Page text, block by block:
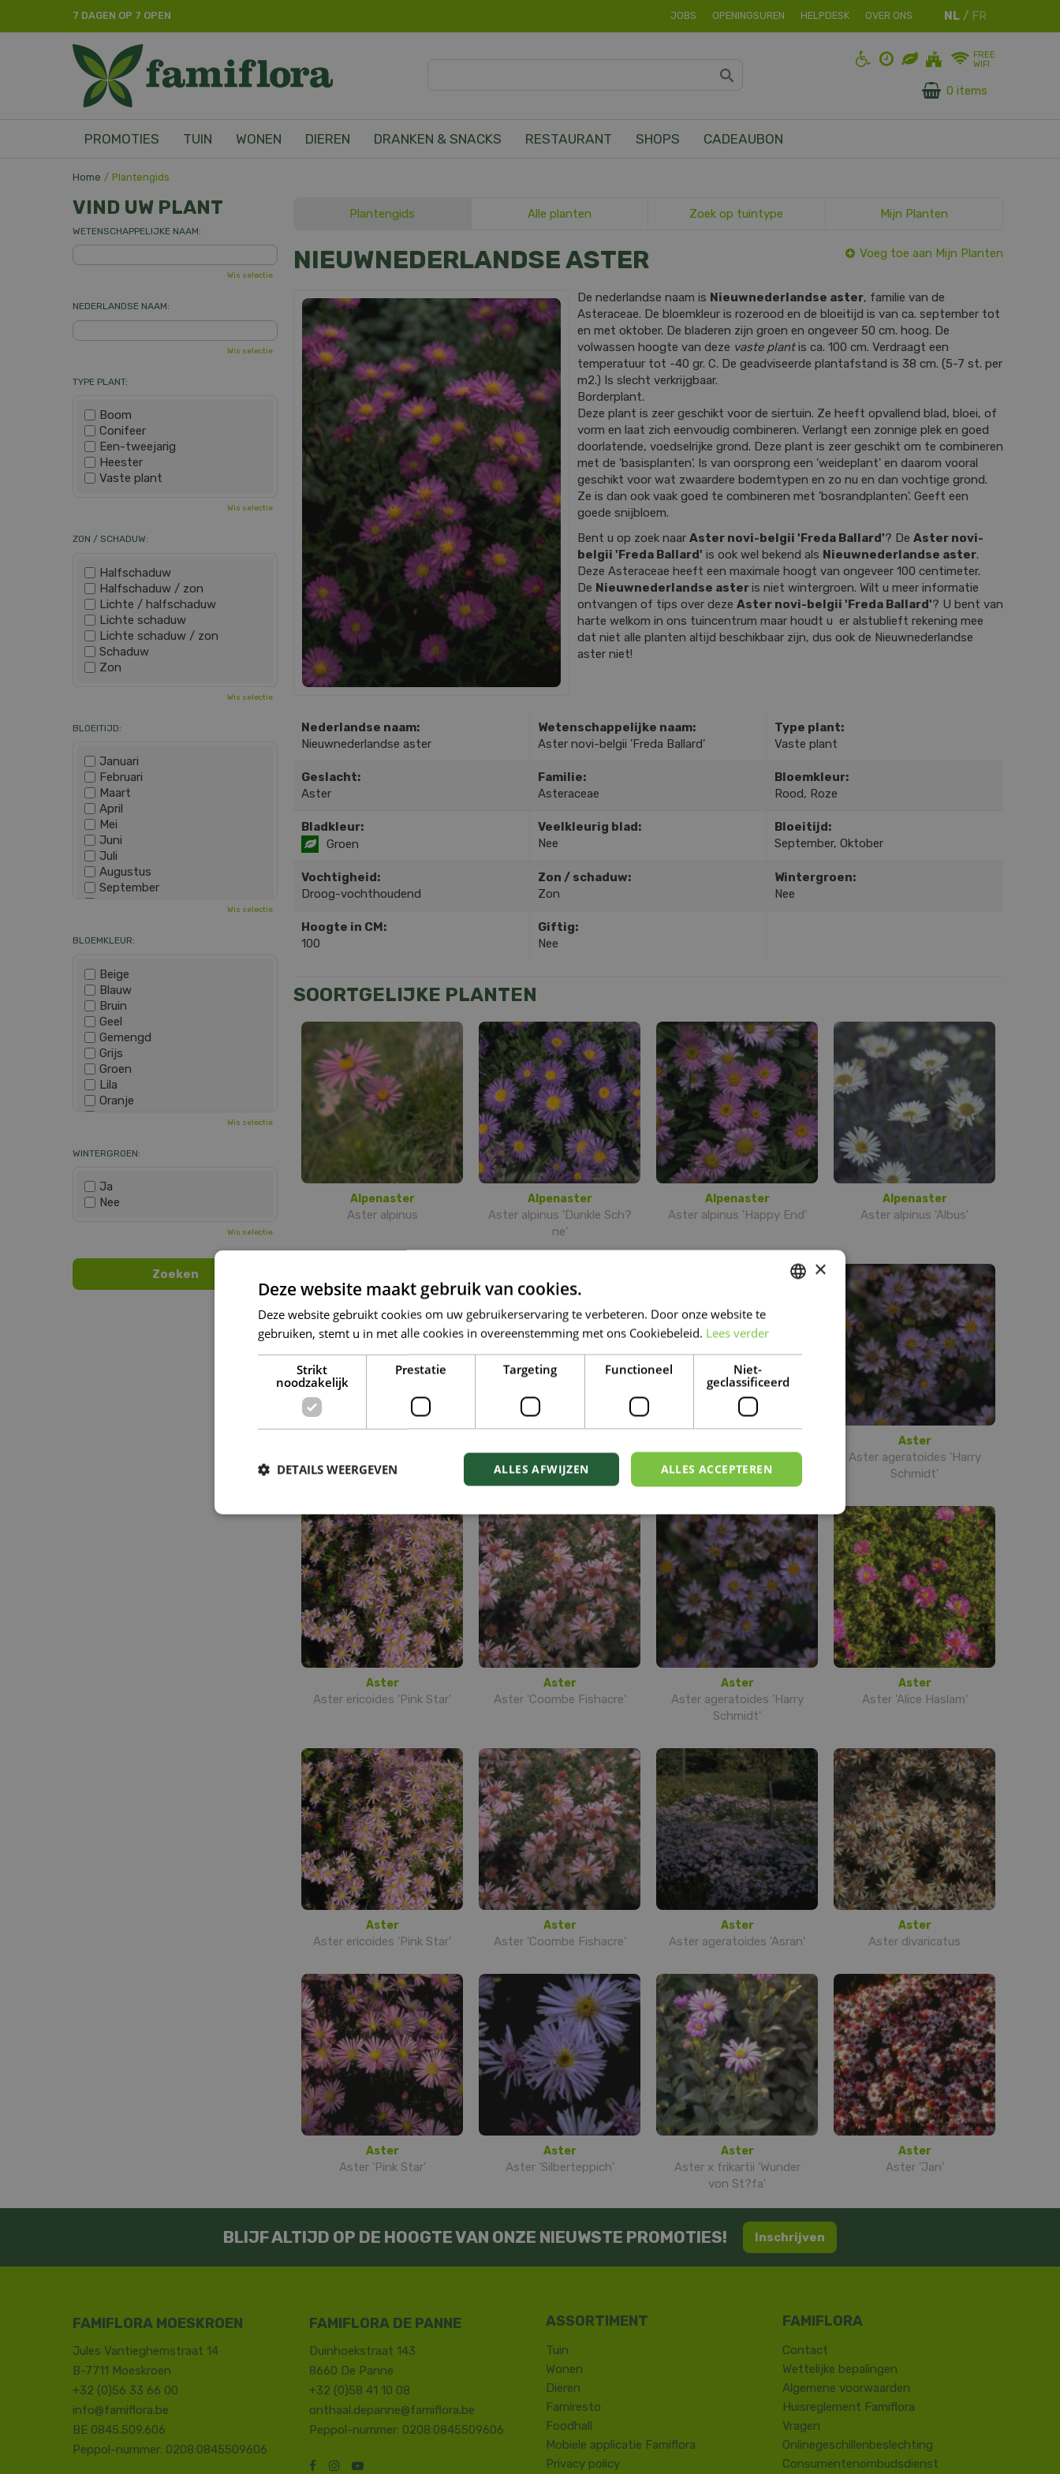
Home Plantengids
7 DAGEN OP 7 OPEN JOBS OPENINGSUREN HELPDESK OVER ONS
FREE
WIFI
0 items
PROMOTIES TUIN WONEN DIEREN DRANKEN & SNACKS RESTAURANT SHOPS CADEAUBON
Plantengids Alle planten Zoek op tuintype Mijn Planten
NIEUWNEDERLANDSE ASTER Voeg toe aan Mijn Planten
De nederlandse naam is Nieuwnederlandse aster, familie van de
Asteraceae. De bloemkleur is rozerood en de bloeitijd is van ca. september tot
en met oktober. De bladeren zijn groen en ongeveer 50 cm. hoog. De
volwassen hoogte van deze vaste plantis ca. 100 cm. Verdraagt een
temperatuur tot -40 gr. C. De geadviseerde plantafstand is 38 cm. (5-7 st. per
m2.) Is slecht verkrijgbaar.
Borderplant.
Deze plant is zeer geschikt voor de siertuin. Ze heeft opvallend blad, bloei, of
vorm en laat zich eenvoudig combineren. Verlangt een zonnige plek en goed
doorlatende, voedselrijke grond. Deze plant is zeer geschikt om te combineren
met de 'basisplanten'. Is van oorsprong een 'weideplant' en daarom vooral
geschikt voor wat zwaardere bodemtypen en zo nu en dan vochtige grond.
Ze is dan ook vaak goed te combineren met 'bosrandplanten'. Geeft een
goede snijbloem.
Bent u op zoek naar Aster novi-belgii 'Freda Ballard'? De Aster novi-
belgii 'Freda Ballard' is ook wel bekend als Nieuwnederlandse aster.
Deze Asteraceae heeft een maximale hoogt van ongeveer 100 centimeter.
De Nieuwnederlandse asteris niet wintergroen. Wilt u meer informatie
ontvangen of tips over deze Aster novi-belgii 'Freda Ballard'? U bent van
harte welkom in ons tuincentrum maar houdt u er alstublieft rekening mee
dat niet alle planten altijd beschikbaar zijn, dus ook de Nieuwnederlandse
aster niet!
Nederlandse naam:
Nieuwnederlandse aster
Wetenschappelijke naam:
Aster novi-belgii 'Freda Ballard'
Type plant:
Vaste plant
Geslacht:
Aster
Familie:
Asteraceae
Bloemkleur:
Rood, Roze
Bladkleur:
Groen
Veelkleurig blad:
Nee
Bloeitijd:
September, Oktober
Vochtigheid:
Droog-vochthoudend
Zon / schaduw:
Zon
Wintergroen:
Nee
Hoogte in CM:
100
Giftig:
Nee
SOORTGELIJKE PLANTEN
Alpenaster
Aster alpinus
Alpenaster
Aster alpinus 'Dunkle Sch?
ne'
Alpenaster
Aster alpinus 'Happy End'
Alpenaster
Aster alpinus 'Albus'
Aster ageratoides 'Ashvi' Aster 'Alice Haslam'
Aster
Aster ageratoides 'Harry
Schmidt'
Aster
Aster ericoides 'Pink Star'
Aster
Aster 'Coombe Fishacre'
Aster
Aster ageratoides 'Harry
Schmidt'
Aster
Aster 'Alice Haslam'
Aster
Aster ericoides 'Pink Star'
Aster
Aster 'Coombe Fishacre'
Aster
Aster ageratoides 'Asran'
Aster
Aster divaricatus
Aster
Aster 'Pink Star'
Aster
Aster 'Silberteppich'
Aster
Aster x frikartii 'Wunder
von St?fa'
Aster
Aster 'Jan'
VIND UW PLANT
WETENSCHAPPELIJKE NAAM:
Wis selectie
NEDERLANDSE NAAM:
Wis selectie
TYPE PLANT:
Boom
Conifeer
Een-tweejarig
Heester
Vaste plant
Wis selectie
ZON / SCHADUW:
Halfschaduw
Halfschaduw / zon
Lichte / halfschaduw
Lichte schaduw
Lichte schaduw / zon
Schaduw
Zon
Wis selectie
BLOEITIJD:
Januari
Februari
Maart
April
Mei
Juni
Juli
Augustus
September
December
Wis selectie
BLOEMKLEUR:
Beige
Blauw
Bruin
Geel
Gemengd
Grijs
Groen
Lila
Oranje
Roze
Zwart
Wis selectie
WINTERGROEN:
Ja
Nee
Wis selectie
BLIJF ALTIJD OP DE HOOGTE VAN ONZE NIEUWSTE PROMOTIES! Inschrijven
FAMIFLORA MOESKROEN
Jules Vantieghemstraat 14
B-7711 Moeskroen
+32 (0)56 33 66 00
info@famiflora.be
BE 0845.509.606
Peppol-nummer: 0208:0845509606
FAMIFLORA DE PANNE
Duinhoekstraat 143
8660 De Panne
+32 (0)58 41 10 08
onthaal.depanne@famiflora.be
Peppol-nummer: 0208:0845509606
Tuin
Wonen
Dieren
Famiresto
Foodhall
Mobiele applicatie Famiflora
Privacy policy
Contact
​Wettelijke bepalingen
Algemene voorwaarden
Huisreglement Famiflora
Vragen
Onlinegeschillenbeslechting
Consumentenombudsdienst
×
Deze website maakt gebruik van cookies.
Deze website gebruikt cookies om uw gebruikerservaring te verbeteren. Door onze website te
gebruiken, stemt u in met alle cookies in overeenstemming met ons Cookiebeleid. Lees verder
Strikt
noodzakelijk
Prestatie Targeting Functioneel
Niet-
geclassificeerd
ALLES ACCEPTEREN
ALLES AFWIJZEN
DETAILS WEERGEVEN